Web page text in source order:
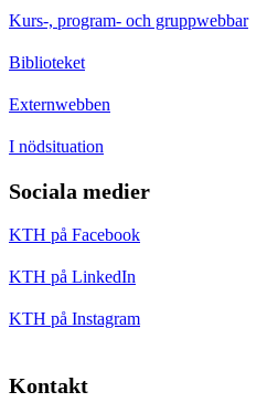
Kurs-, program- och gruppwebbar
Biblioteket
Externwebben
I nödsituation
Sociala medier
KTH på Facebook
KTH på LinkedIn
KTH på Instagram
Kontakt